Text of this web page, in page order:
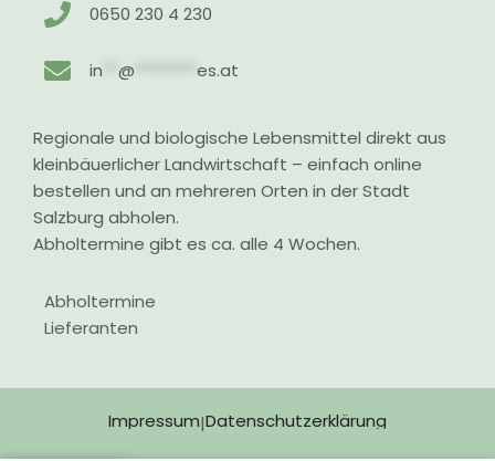
0650 230 4 230
in **@ ********es.at
Regionale und biologische Lebensmittel direkt aus
kleinbäuerlicher Landwirtschaft – einfach online
bestellen und an mehreren Orten in der Stadt
Salzburg abholen.
Abholtermine gibt es ca. alle 4 Wochen.
Abholtermine
Lieferanten
Impressum|Datenschutzerklärung